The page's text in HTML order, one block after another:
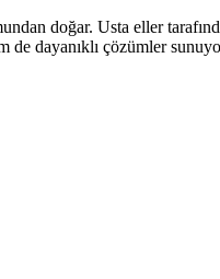
doğar. Usta eller
dayanıklı çözümler